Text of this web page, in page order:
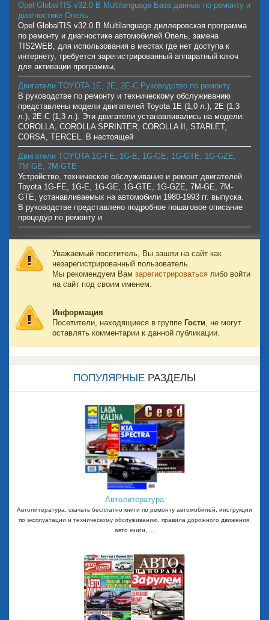
Opel GlobalTIS v32.0 B Multilanguage База данных по ремонту и
диагностике Опель
Opel GlobalTIS v32.0 B Multilanguage диллеровская программа
по ремонту и диагностике автомобилей Опель, замена
TIS2WEB, для использования в местах где нет доступа к
интернету, требуется зарегистрированный аппаратный ключ
для активации программы,
Двигатели TOYOTA 1E, 2E, 2E-C Руководство по ремонту
В руководстве по ремонту и техническому обслуживанию
представлены модели двигателей Toyota 1E (1,0 л.), 2E (1,3
л.), 2E-C (1,3 л.). Эти двигатели устанавливались на модели:
COROLLA, COROLLA SPRINTER, COROLLA II, STARLET,
CORSA, TERCEL. В настоящей
Двигатели TOYOTA 1G-FE, 1G-E, 1G-GE, 1G-GTE, 1G-GZE,
7M-GE, 7M-GTE
Устройство, техническое обслуживание и ремонт двигателей
Toyota 1G-FE, 1G-E, 1G-GE, 1G-GTE, 1G-GZE, 7M-GE, 7M-
GTE, устанавливаемых на автомобили 1980-1993 гг. выпуска.
В руководстве представлено подробное пошаговое описание
процедур по ремонту и
Уважаемый посетитель, Вы зашли на сайт как
незарегистрированный пользователь.
Мы рекомендуем Вам зарегистрироваться либо войти
на сайт под своим именем.
Информация
Посетители, находящиеся в группе Гости, не могут
оставлять комментарии к данной публикации.
ПОПУЛЯРНЫЕ РАЗДЕЛЫ
Автолитература
Автолитература, скачать бесплатно книги по ремонту автомобилей, инструкции
по эксплуатации и техническому обслуживанию, правила дорожного движения,
авто книги, ...